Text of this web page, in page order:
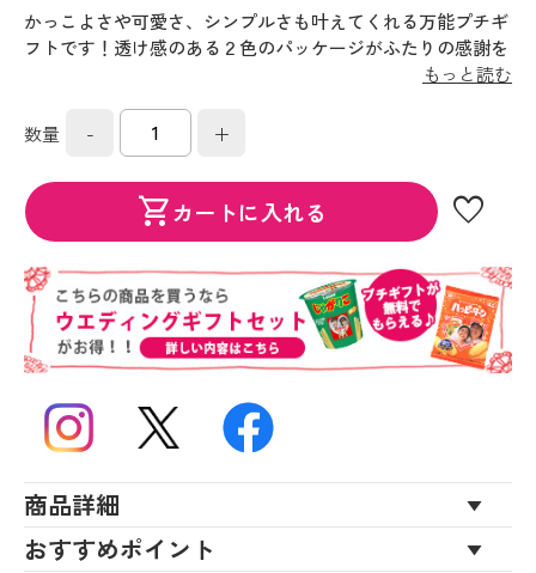
かっこよさや可愛さ、シンプルさも叶えてくれる万能プチギ
フトです！透け感のある２色のパッケージがふたりの感謝を
もっと読む
数量 - +
shopping_cartカートに入れる favorite
商品詳細
おすすめポイント